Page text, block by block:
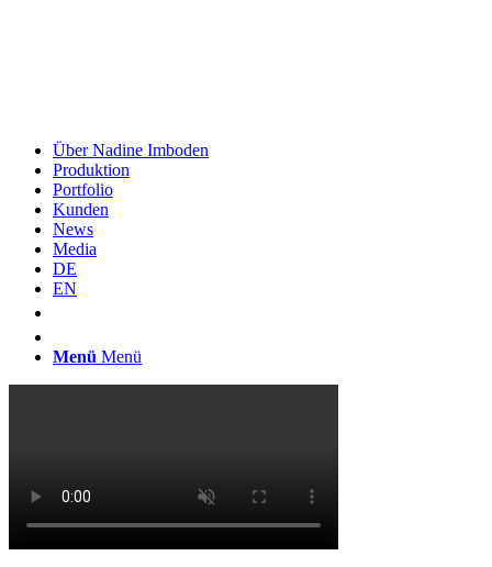
Über Nadine Imboden
Produktion
Portfolio
Kunden
News
Media
DE
EN
Menü Menü